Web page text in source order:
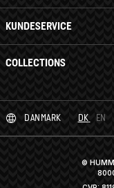
KUNDESERVICE
COLLECTIONS
DANMARK DK EN
©